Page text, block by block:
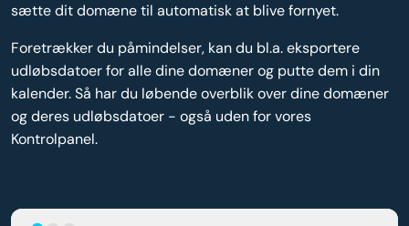
sætte dit domæne til automatisk at blive fornyet.
Foretrækker du påmindelser, kan du bl.a. eksportere
udløbsdatoer for alle dine domæner og putte dem i din
kalender. Så har du løbende overblik over dine domæner
og deres udløbsdatoer - også uden for vores
Kontrolpanel.